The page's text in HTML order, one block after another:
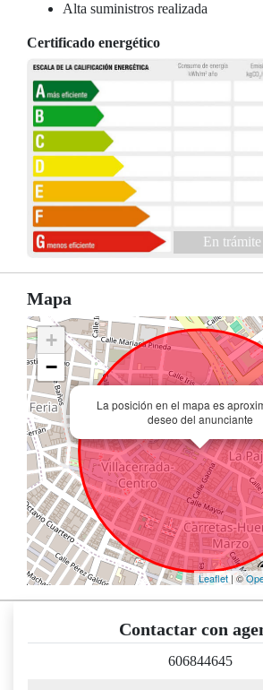
Alta suministros realizada
Certificado energético
En trámite
Mapa
La posición en el mapa es
deseo del anunciante
+
−
Leaflet | ©
Contactar con
606844645